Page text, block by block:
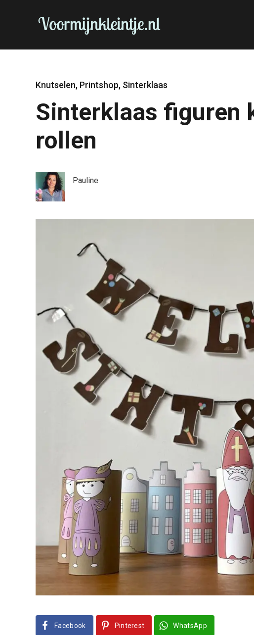
Knutselen, Printshop, Sinterklaas
Sinterklaas figuren
rollen
Pauline
Facebook Pinterest WhatsApp